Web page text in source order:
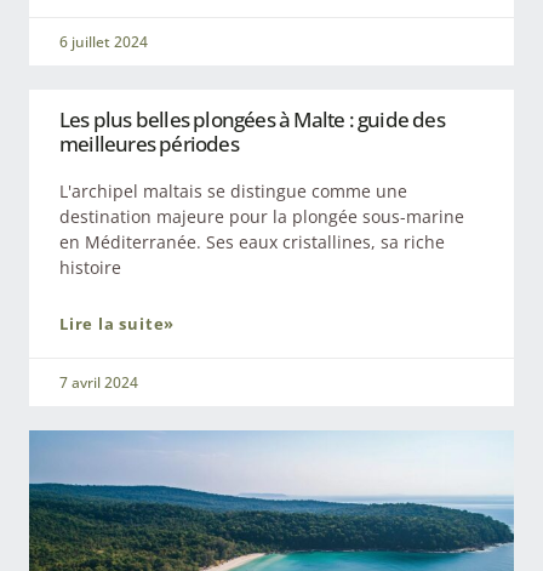
6 juillet 2024
Les plus belles plongées à Malte : guide des
meilleures périodes
L'archipel maltais se distingue comme une
destination majeure pour la plongée sous-marine
en Méditerranée. Ses eaux cristallines, sa riche
histoire
Lire la suite»
7 avril 2024